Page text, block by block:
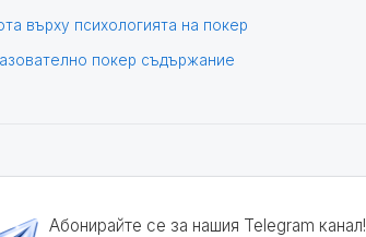
върху психологията на покер
покер съдържание
Абонирайте се за нашия Telegram канал!